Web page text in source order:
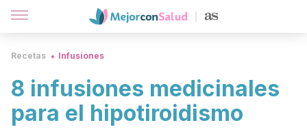
Recetas Infusiones
8 infusiones medicinales
para el hipotiroidismo